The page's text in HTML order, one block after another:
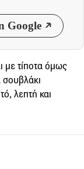
Google
με τίποτα όμως
σουβλάκι
λεπτή και